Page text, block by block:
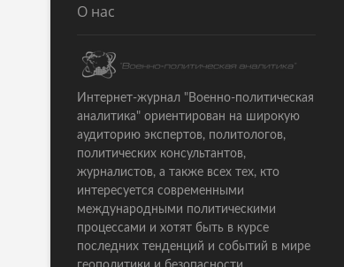
v
i
g
a
t
i
o
n
т
т
ь
я
О нас
Интернет-журнал "Военно-политическая
аналитика" ориентирован на широкую
аудиторию экспертов, политологов,
политических консультантов,
журналистов, а также всех тех, кто
интересуется современными
международными политическими
процессами и хотят быть в курсе
последних тенденций и событий в мире